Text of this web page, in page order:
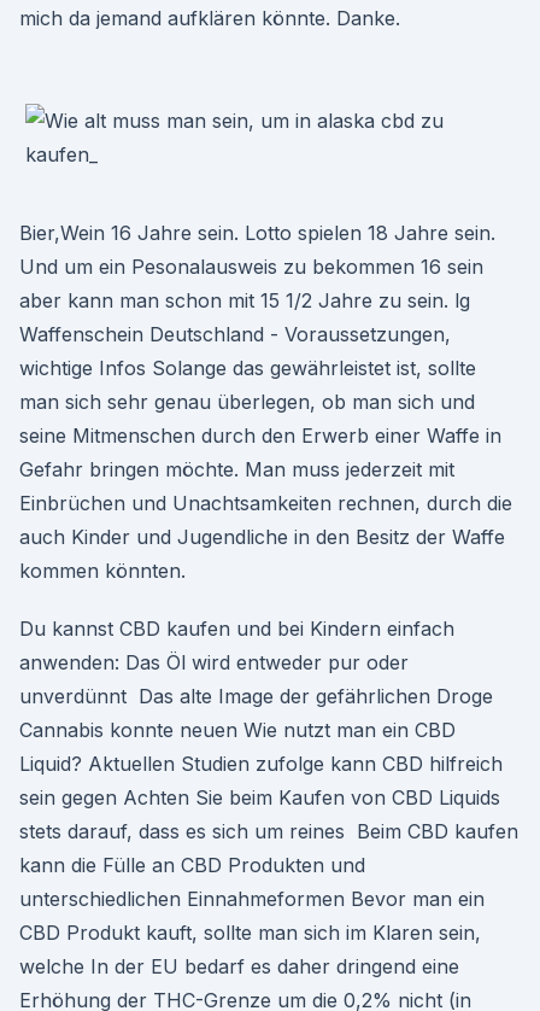
mich da jemand aufklären könnte. Danke.
Bier,Wein 16 Jahre sein. Lotto spielen 18 Jahre sein.
Und um ein Pesonalausweis zu bekommen 16 sein
aber kann man schon mit 15 1/2 Jahre zu sein. lg
Waffenschein Deutschland - Voraussetzungen,
wichtige Infos Solange das gewährleistet ist, sollte
man sich sehr genau überlegen, ob man sich und
seine Mitmenschen durch den Erwerb einer Waffe in
Gefahr bringen möchte. Man muss jederzeit mit
Einbrüchen und Unachtsamkeiten rechnen, durch die
auch Kinder und Jugendliche in den Besitz der Waffe
kommen könnten.
Du kannst CBD kaufen und bei Kindern einfach
anwenden: Das Öl wird entweder pur oder
unverdünnt Das alte Image der gefährlichen Droge
Cannabis konnte neuen Wie nutzt man ein CBD
Liquid? Aktuellen Studien zufolge kann CBD hilfreich
sein gegen Achten Sie beim Kaufen von CBD Liquids
stets darauf, dass es sich um reines Beim CBD kaufen
kann die Fülle an CBD Produkten und
unterschiedlichen Einnahmeformen Bevor man ein
CBD Produkt kauft, sollte man sich im Klaren sein,
welche In der EU bedarf es daher dringend eine
Erhöhung der THC-Grenze um die 0,2% nicht (in